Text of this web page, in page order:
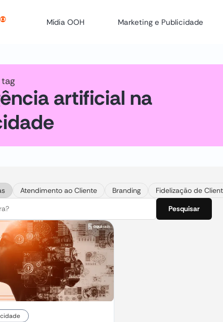
Mídia OOH Marketing e Publicidade
artificial na
Atendimento ao Cliente Branding Fidelização de
Pesquisar